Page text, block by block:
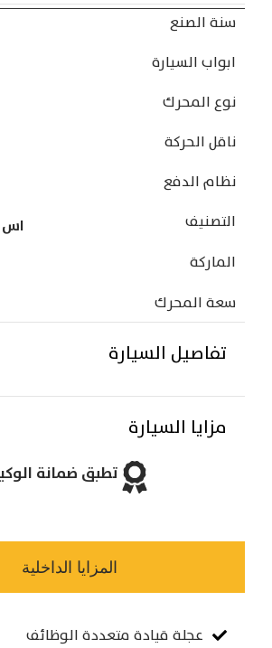
سنة الصنع
ابواب السيارة
نوع المحرك
ناقل الحركة
نظام الدفع
التصنيف
الماركة
سعة المحرك
تفاصيل السيارة
مزايا السيارة
تطبق ضمانة
المزايا الداخلية
عجلة قيادة متعددة الوظائف